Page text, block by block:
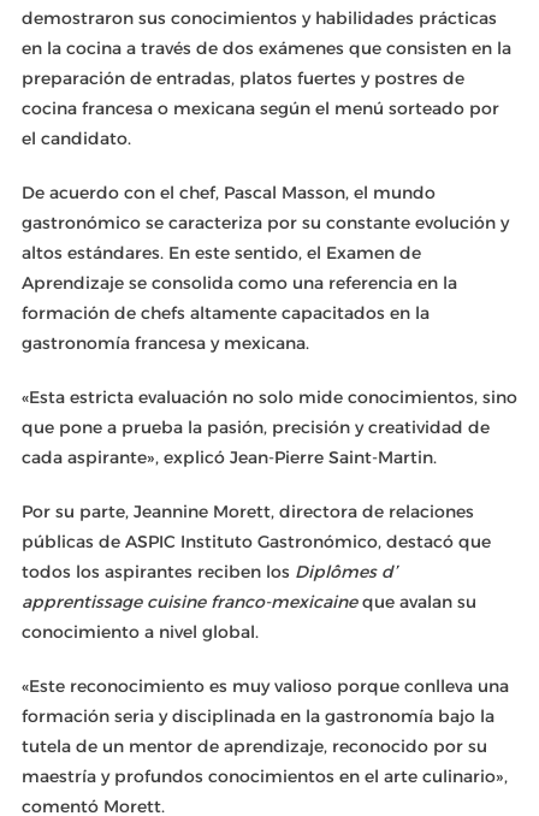
demostraron sus conocimientos y habilidades prácticas
en la cocina a través de dos exámenes que consisten en la
preparación de entradas, platos fuertes y postres de
cocina francesa o mexicana según el menú sorteado por
el candidato.
De acuerdo con el chef, Pascal Masson, el mundo
gastronómico se caracteriza por su constante evolución y
altos estándares. En este sentido, el Examen de
Aprendizaje se consolida como una referencia en la
formación de chefs altamente capacitados en la
gastronomía francesa y mexicana.
«Esta estricta evaluación no solo mide conocimientos, sino
que pone a prueba la pasión, precisión y creatividad de
cada aspirante», explicó Jean-Pierre Saint-Martin.
Por su parte, Jeannine Morett, directora de relaciones
públicas de ASPIC Instituto Gastronómico, destacó que
todos los aspirantes reciben los Diplômes d’
apprentissage cuisine franco-mexicaineque avalan su
conocimiento a nivel global.
«Este reconocimiento es muy valioso porque conlleva una
formación seria y disciplinada en la gastronomía bajo la
tutela de un mentor de aprendizaje, reconocido por su
maestría y profundos conocimientos en el arte culinario»,
comentó Morett.